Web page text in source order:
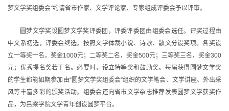
梦文学奖组委会”约请省市作家、文学评论家、专家组成评委会予以评审。
圆梦文学奖设圆梦文学奖评委团，评委评委团由组委会选任。评奖过程由
中文系初选，评委会终选。按照文学体裁小说、诗歌、散文分设奖项。各奖设
立一等奖一名，奖金1000元；二等奖二名，奖金500元；三等奖三名，奖金300
元；优秀提名奖若干名。必要时，设立特等奖和鼓励奖。每届获得圆梦文学奖
的学生都能如期参加由“圆梦文学奖组委会”组织的文学笔会、文学讲座、外出采
风等丰富多彩的颁奖活动。组委会还向省市文学杂志推荐发表圆梦文学获奖作
品，为吕梁学院文学青年创设圆梦平台。